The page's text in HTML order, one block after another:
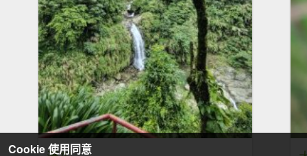
Cookie 使用同意